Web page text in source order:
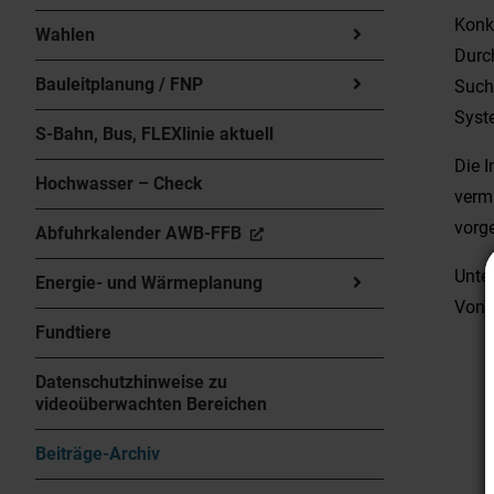
Wahlen
Bauleitplanung / FNP
S-Bahn, Bus, FLEXlinie aktuell
Hochwasser – Check
Abfuhrkalender AWB-FFB
Energie- und Wärmeplanung
Fundtiere
Datenschutzhinweise zu
videoüberwachten Bereichen
Beiträge-Archiv
Die
Von